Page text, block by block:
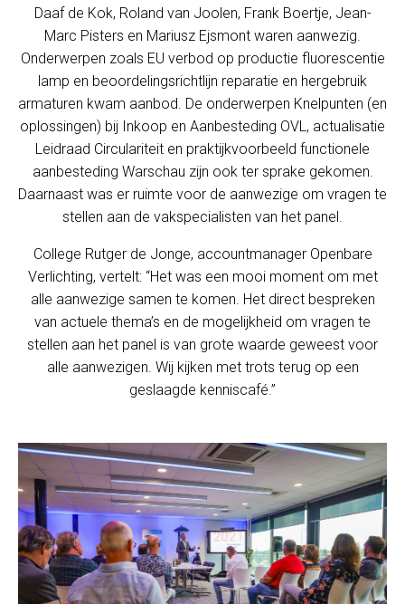
Daaf de Kok, Roland van Joolen, Frank Boertje, Jean-
Marc Pisters en Mariusz Ejsmont waren aanwezig.
Onderwerpen zoals EU verbod op productie fluorescentie
lamp en beoordelingsrichtlijn reparatie en hergebruik
armaturen kwam aanbod. De onderwerpen Knelpunten (en
oplossingen) bij Inkoop en Aanbesteding OVL, actualisatie
Leidraad Circulariteit en praktijkvoorbeeld functionele
aanbesteding Warschau zijn ook ter sprake gekomen.
Daarnaast was er ruimte voor de aanwezige om vragen te
stellen aan de vakspecialisten van het panel.
College Rutger de Jonge, accountmanager Openbare
Verlichting, vertelt: “Het was een mooi moment om met
alle aanwezige samen te komen. Het direct bespreken
van actuele thema’s en de mogelijkheid om vragen te
stellen aan het panel is van grote waarde geweest voor
alle aanwezigen. Wij kijken met trots terug op een
geslaagde kenniscafé.”